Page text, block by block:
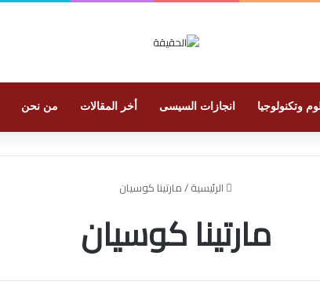
وتكنولوجيا انجازات السيسى أخر المقالات من نحن
الرئيسية/مارتينا كوسيان
مارتينا كوسيان